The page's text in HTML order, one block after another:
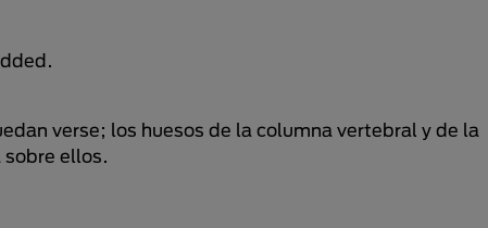
verse; los huesos de la columna vertebral y de la
sobre ellos.